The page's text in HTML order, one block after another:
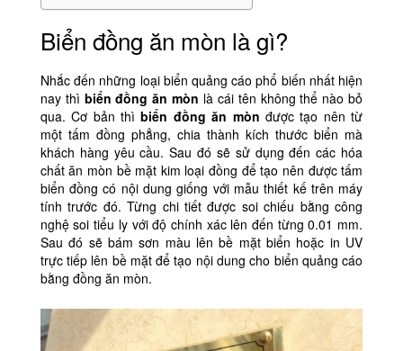
Biển đồng ăn mòn là gì?
Nhắc đến những loại biển quảng cáo phổ biến nhất hiện
nay thì biển đồng ăn mòn là cái tên không thể nào bỏ
qua. Cơ bản thìbiển đồng ăn mòn được tạo nên từ
một tấm đồng phẳng, chia thành kích thước biển mà
khách hàng yêu cầu. Sau đó sẽ sử dụng đến các hóa
chất ăn mòn bề mặt kim loại đồng để tạo nên được tấm
biển đồng có nội dung giống với mẫu thiết kế trên máy
tính trước đó. Từng chi tiết được soi chiếu bằng công
nghệ soi tiểu ly với độ chính xác lên đến từng 0.01 mm.
Sau đó sẽ bám sơn màu lên bề mặt biển hoặc in UV
trực tiếp lên bề mặt để tạo nội dung cho biển quảng cáo
bằng đồng ăn mòn.